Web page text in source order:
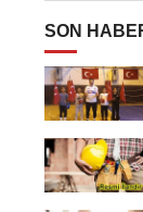
SON